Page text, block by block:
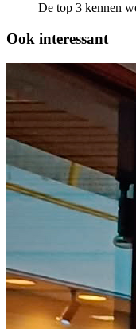
De top 3 kennen
Ook interessant